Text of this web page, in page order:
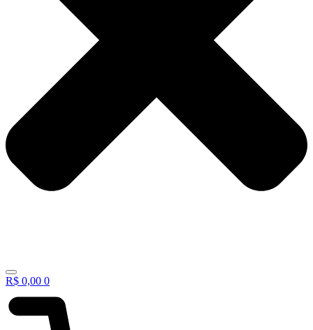
R$ 0,00 0